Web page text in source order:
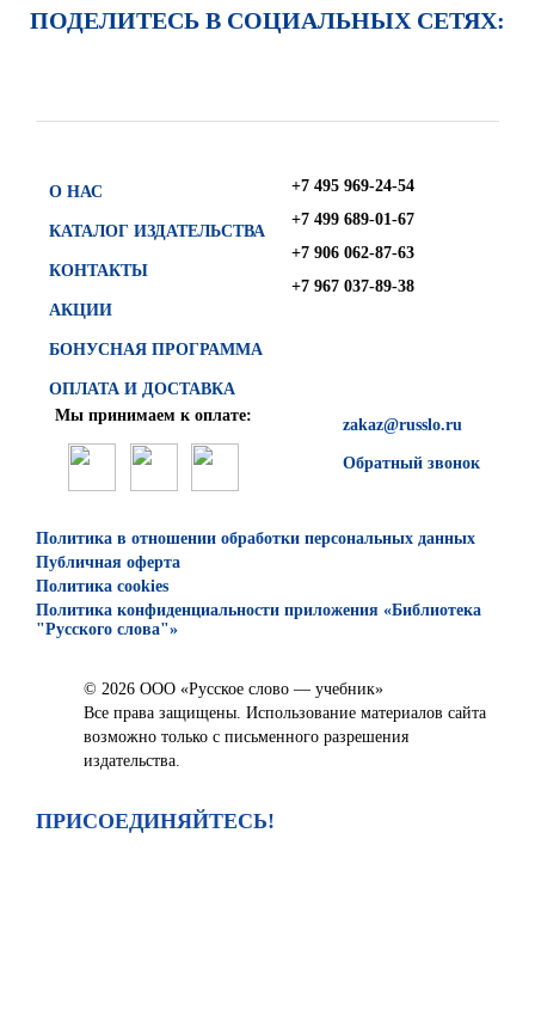
ПОДЕЛИТЕСЬ В СОЦИАЛЬНЫХ СЕТЯХ:
О НАС
КАТАЛОГ ИЗДАТЕЛЬСТВА
КОНТАКТЫ
АКЦИИ
БОНУСНАЯ ПРОГРАММА
ОПЛАТА И ДОСТАВКА
+7 495 969-24-54
+7 499 689-01-67
+7 906 062-87-63
+7 967 037-89-38
zakaz@russlo.ru
Обратный звонок
Мы принимаем к оплате:
Политика в отношении обработки персональных данных
Публичная оферта
Политика cookies
Политика конфиденциальности приложения «Библиотека
"Русского слова"»
© 2026 ООО «Русское слово — учебник»
Все права защищены. Использование материалов сайта
возможно только с письменного разрешения
издательства.
ПРИСОЕДИНЯЙТЕСЬ!